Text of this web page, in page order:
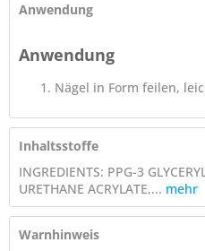
Anwendung
Anwendung
Nägel in Form feilen,
Inhaltsstoffe
INGREDIENTS: PPG-3
URETHANE ACRYLATE,... mehr
Warnhinweis